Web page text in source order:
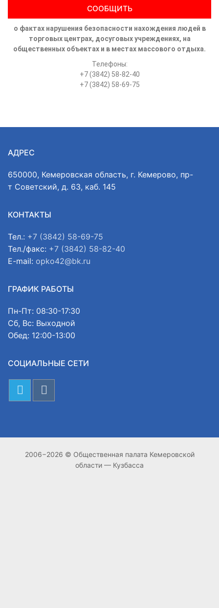
СООБЩИТЬ
о фактах нарушения безопасности нахождения людей в
торговых центрах, досуговых учреждениях, на
общественных объектах и в местах массового отдыха.
Телефоны:
+7 (3842) 58-82-40
+7 (3842) 58-69-75
АДРЕС
650000, Кемеровская область, г. Кемерово, пр-
т Советский, д. 63, каб. 145
КОНТАКТЫ
Тел.: +7 (3842) 58-69-75
Тел./факс: +7 (3842) 58-82-40
E-mail: opko42@bk.ru
ГРАФИК РАБОТЫ
Пн-Пт: 08:30-17:30
Сб, Вс: Выходной
Обед: 12:00-13:00
СОЦИАЛЬНЫЕ СЕТИ
2006−2026 © Общественная палата Кемеровской
области — Кузбасса